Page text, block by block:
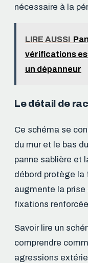
nécessaire à la
LIRE AUSSI
vérifications
un dépanneur
Le détail de
Ce schéma se
du mur et le bas
panne sablière et
débord protège la
augmente la prise
fixations
Savoir lire un
comprendre
agressions